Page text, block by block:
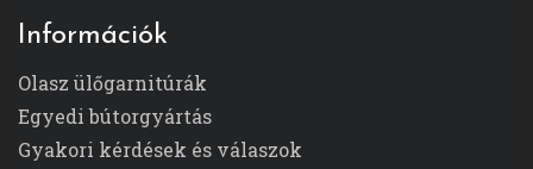
Információk
Olasz ülőgarnitúrák
Egyedi bútorgyártás
Gyakori kérdések és válaszok